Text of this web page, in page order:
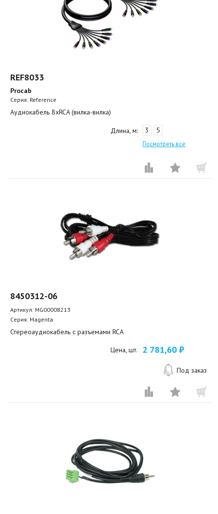
REF8033
Procab
Серия: Reference
Аудиокабель 8хRCA (вилка-вилка)
Длина, м: 3 5
Посмотреть все
8450312-06
Артикул: MG00008213
Серия: Magenta
Стереоаудиокабель с разъемами RCA
Цена, шт. 2 781,60 ₽
Под заказ